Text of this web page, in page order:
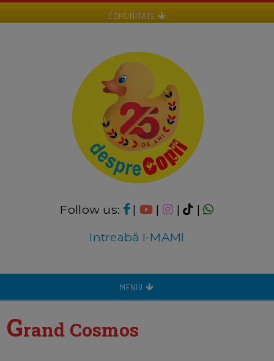
COMUNITATE
Follow us: | | |
|
Intreabă I-MAMI
MENIU
Grand Cosmos